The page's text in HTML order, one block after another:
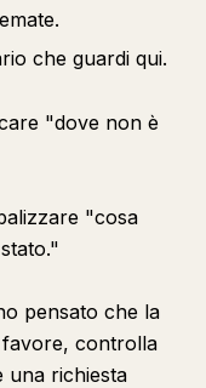
che guardi qui.
"dove non è
"cosa
pensato che la
controlla
una richiesta